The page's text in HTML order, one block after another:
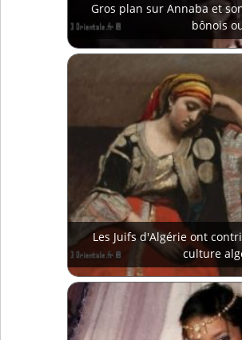
Gros plan sur Annaba et
bônois
Les Juifs d'Algérie ont
culture